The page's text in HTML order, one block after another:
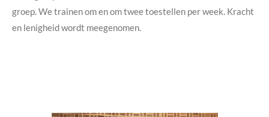
groep. We trainen om en om twee toestellen per week. Kracht
en lenigheid wordt meegenomen.